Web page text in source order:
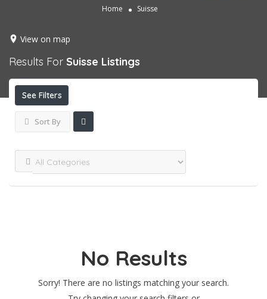
Home Suisse
View on map
Results For Suisse Listings
See Filters
Sort By
No Results
Sorry! There are no listings matching your search.